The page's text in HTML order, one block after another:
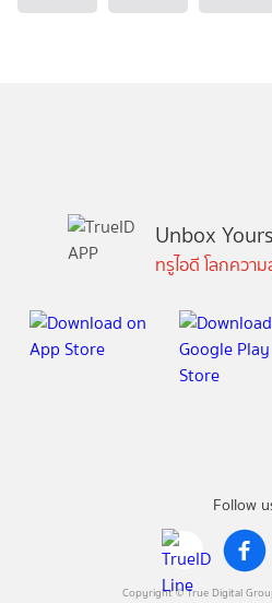
Follow
Copyright © True Digital
Unbox
ทรูไอดี โลกคว